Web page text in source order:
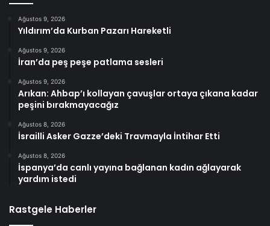
Ağustos 9, 2026
Yıldırım’da Kurban Pazarı Hareketli
Ağustos 9, 2026
İran’da peş peşe patlama sesleri
Ağustos 9, 2026
Arıkan: Ahbap’ı kollayan çavuşlar ortaya çıkana kadar
peşini bırakmayacağız
Ağustos 8, 2026
İsrailli Asker Gazze’deki Travmayla İntihar Etti
Ağustos 8, 2026
İspanya’da canlı yayına bağlanan kadın ağlayarak
yardım istedi
Rastgele Haberler